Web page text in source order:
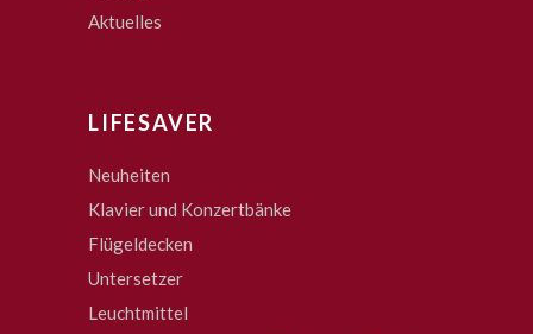
Aktuelles
LIFESAVER
Neuheiten
Klavier und Konzertbänke
Flügeldecken
Untersetzer
Leuchtmittel